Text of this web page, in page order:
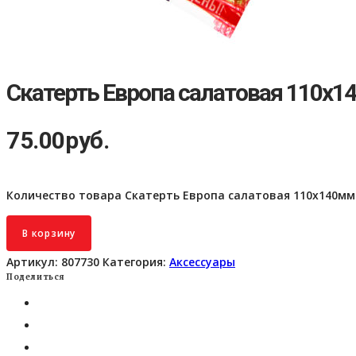
Скатерть Европа салатовая
75.00руб.
Количество товара Скатерть Европа салатовая 110х140мм
В корзину
Артикул: 807730 Категория: Аксессуары
Поделиться